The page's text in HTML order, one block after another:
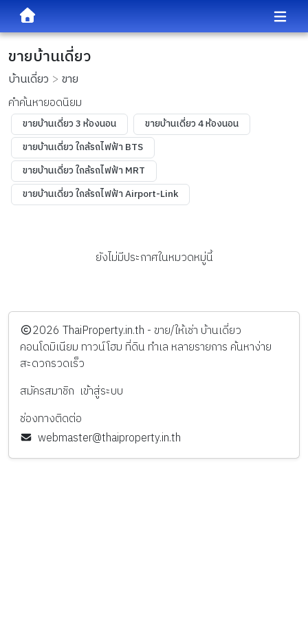
ขายบ้านเดี่ยว
บ้านเดี่ยว
ขาย
คำค้นหายอดนิยม
ขายบ้านเดี่ยว 3 ห้องนอน
ขายบ้านเดี่ยว 4 ห้องนอน
ขายบ้านเดี่ยว ใกล้รถไฟฟ้า BTS
ขายบ้านเดี่ยว ใกล้รถไฟฟ้า MRT
ขายบ้านเดี่ยว ใกล้รถไฟฟ้า Airport-Link
ยังไม่มีประกาศในหมวดหมู่นี้
️2026 ThaiProperty.in.th - ขาย/ให้เช่า บ้านเดี่ยว
คอนโดมิเนียม ทาวน์โฮม ที่ดิน ทำเล หลายรายการ ค้นหาง่าย
สะดวกรวดเร็ว
สมัครสมาชิก เข้าสู่ระบบ
ช่องทางติดต่อ
webmaster@thaiproperty.in.th